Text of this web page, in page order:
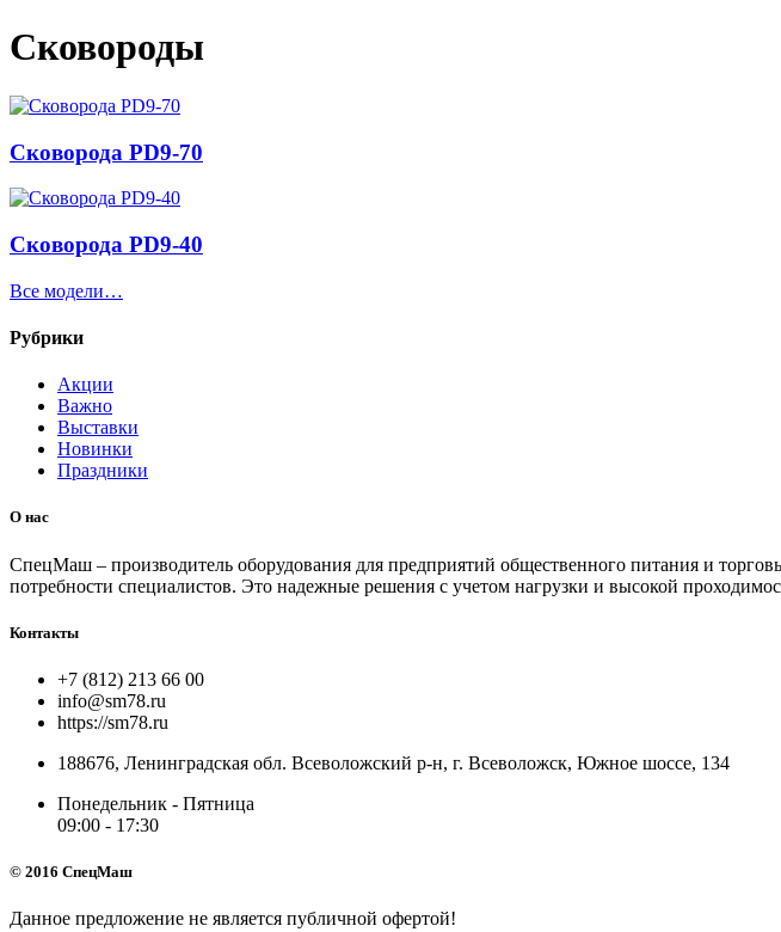
Сковороды
Cковорода PD9-70
Cковорода PD9-40
Все модели…
Рубрики
Акции
Важно
Выставки
Новинки
Праздники
О нас
СпецМаш – производитель оборудования для предприятий общественного питания и
потребности специалистов. Это надежные решения с учетом нагрузки и высокой
Контакты
+7 (812) 213 66 00
info@sm78.ru
https://sm78.ru
188676, Ленинградская обл. Всеволожский р-н, г. Всеволожск, Южное шоссе, 134
Понедельник - Пятница
09:00 - 17:30
© 2016 СпецМаш
Данное предложение не является публичной офертой!